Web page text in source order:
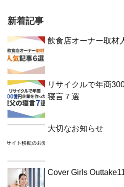
新着記事
飲食店オーナー取材
リサイクルで年商
寝言７選
大切なお知らせ
Cover Girls